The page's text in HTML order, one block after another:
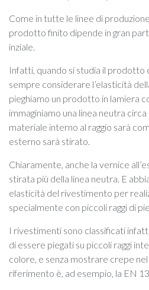
Come in tutte le linee di
prodotto finito dipende in gran
inziale.
Infatti, quando si studia il
sempre considerare l’elasticità
pieghiamo un prodotto in lamiera
immaginiamo una linea neutra
materiale interno al raggio sarà
esterno sarà stirato.
Chiaramente, anche la vernice
stirata più della linea neutra. E
elasticità del rivestimento per
specialmente con piccoli raggi di
I rivestimenti sono classificati
di essere piegati su piccoli raggi
colore, e senza mostrare crepe
riferimento è, ad esempio, la EN